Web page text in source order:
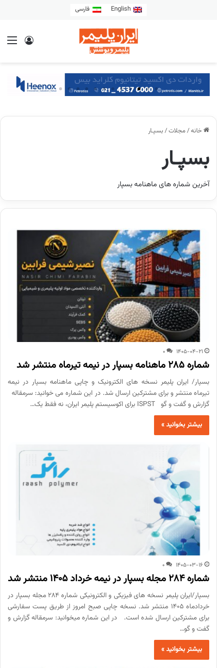
English فارسی
خانه/مجلات/بسپـار
بسپـار
آخرین شماره های ماهنامه بسپار
1405-04-21
0
شماره 285 ماهنامه بسپار در نیمه تیرماه منتشر شد
بسپار/ ایران پلیمر نسخه های الکترونیک و چاپی ماهنامه بسپار در نیمه
تیرماه منتشر و برای مشترکین ارسال شد. در این شماره می خوانید: سرمقاله
گزارش و گفت و گو ISPST برای اکوسیستم پلیمر ایران، نه فقط یک…
بیشتر بخوانید »
1405-03-16
0
شماره 284 مجله بسپار در نیمه خرداد 1405 منتشر شد
بسپار/ایران پلیمر نسخه های فیزیکی و الکترونیکی شماره 284 مجله بسپار در
خردادماه 1405 منتشر شد. نسخه چاپی صبح امروز از طریق پست سفارشی
برای مشترکین ارسال شده است. در این شماره میخوانید: سرمقاله گزارش و
گفت و گو…
بیشتر بخوانید »